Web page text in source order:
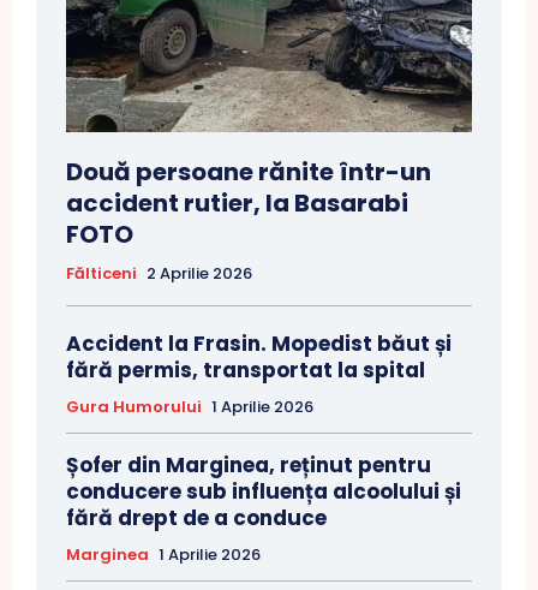
Două persoane rănite într-un
accident rutier, la Basarabi
FOTO
Fălticeni 2 Aprilie 2026
Accident la Frasin. Mopedist băut și
fără permis, transportat la spital
Gura Humorului 1 Aprilie 2026
Șofer din Marginea, reținut pentru
conducere sub influența alcoolului și
fără drept de a conduce
Marginea 1 Aprilie 2026